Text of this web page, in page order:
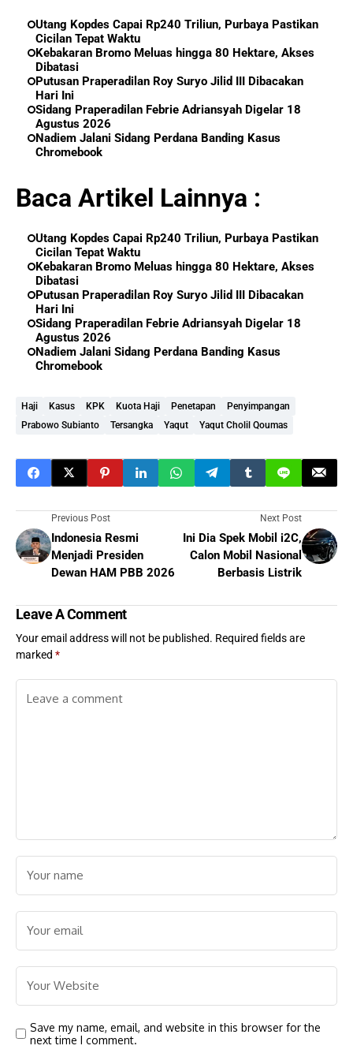
Utang Kopdes Capai Rp240 Triliun, Purbaya Pastikan
Cicilan Tepat Waktu
Kebakaran Bromo Meluas hingga 80 Hektare, Akses
Dibatasi
Putusan Praperadilan Roy Suryo Jilid III Dibacakan
Hari Ini
Sidang Praperadilan Febrie Adriansyah Digelar 18
Agustus 2026
Nadiem Jalani Sidang Perdana Banding Kasus
Chromebook
Baca Artikel Lainnya :
Utang Kopdes Capai Rp240 Triliun, Purbaya Pastikan
Cicilan Tepat Waktu
Kebakaran Bromo Meluas hingga 80 Hektare, Akses
Dibatasi
Putusan Praperadilan Roy Suryo Jilid III Dibacakan
Hari Ini
Sidang Praperadilan Febrie Adriansyah Digelar 18
Agustus 2026
Nadiem Jalani Sidang Perdana Banding Kasus
Chromebook
Haji Kasus KPK Kuota Haji Penetapan
Penyimpangan
Prabowo Subianto
Tersangka Yaqut Yaqut Cholil Qoumas
Previous Post
Indonesia Resmi
Menjadi Presiden
Dewan HAM PBB 2026
Next Post
Ini Dia Spek Mobil i2C,
Calon Mobil Nasional
Berbasis Listrik
Leave A Comment
Your email address will not be published. Required fields are
marked *
Save my name, email, and website in this browser for the
next time I comment.